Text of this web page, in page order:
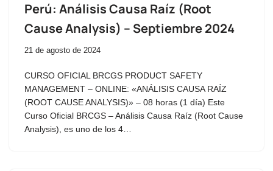
Perú: Análisis Causa Raíz (Root
Cause Analysis) – Septiembre 2024
21 de agosto de 2024
CURSO OFICIAL BRCGS PRODUCT SAFETY
MANAGEMENT – ONLINE: «ANÁLISIS CAUSA RAÍZ
(ROOT CAUSE ANALYSIS)» – 08 horas (1 día) Este
Curso Oficial BRCGS – Análisis Causa Raíz (Root Cause
Analysis), es uno de los 4…